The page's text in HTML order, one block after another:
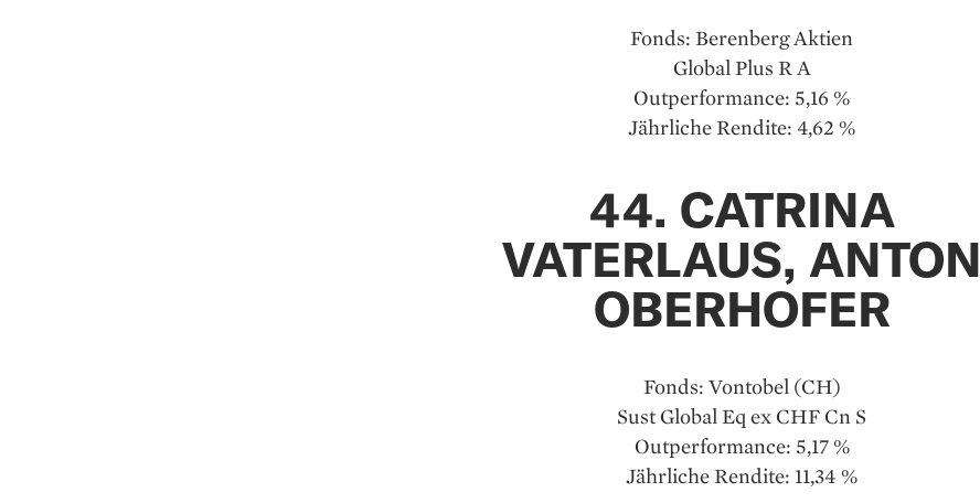
Fonds: Berenberg Aktien
Global Plus R A
Outperformance: 5,16 %
Jährliche Rendite: 4,62 %
44. CATRINA
VATERLAUS, ANTON
OBERHOFER
Fonds: Vontobel (CH)
Sust Global Eq ex CHF Cn S
Outperformance: 5,17 %
Jährliche Rendite: 11,34 %